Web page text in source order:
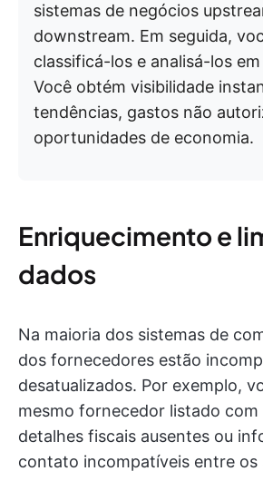
sistemas de negócios
downstream. Em seguida,
classificá-los e analisá-los
Você obtém visibilidade
tendências, gastos não
oportunidades de economia.
Enriquecimento e
dados
Na maioria dos sistemas de
dos fornecedores estão
desatualizados. Por exemplo,
mesmo fornecedor listado com
detalhes fiscais ausentes ou
contato incompatíveis entre os